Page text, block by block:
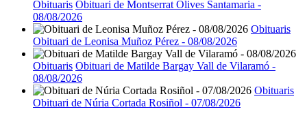
Obituaris Obituari de Montserrat Olives Santamaria -
08/08/2026
Obituaris
Obituari de Leonisa Muñoz Pérez - 08/08/2026
Obituaris Obituari de Matilde Bargay Vall de Vilaramó -
08/08/2026
Obituaris
Obituari de Núria Cortada Rosiñol - 07/08/2026